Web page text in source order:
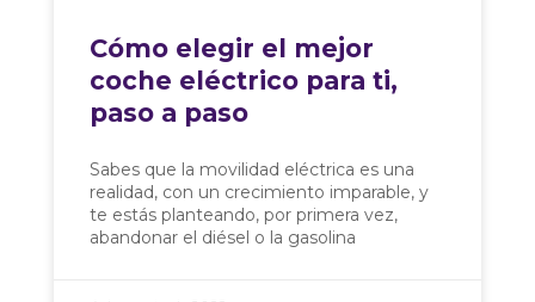
Cómo elegir el mejor
coche eléctrico para ti,
paso a paso
Sabes que la movilidad eléctrica es una
realidad, con un crecimiento imparable, y
te estás planteando, por primera vez,
abandonar el diésel o la gasolina